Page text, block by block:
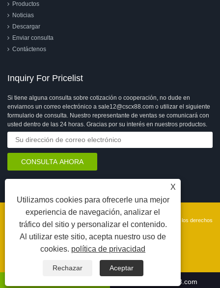
Productos
Noticias
Descargar
Enviar consulta
Contáctenos
Inquiry For Pricelist
Si tiene alguna consulta sobre cotización o cooperación, no dude en
enviarnos un correo electrónico a sale12@cscx88.com o utilizar el siguiente
formulario de consulta. Nuestro representante de ventas se comunicará con
usted dentro de las 24 horas. Gracias por su interés en nuestros productos.
Copyright © 2026 Changshu Changxin Textile Equipment Co., Ltd. Todos los derechos
reservados.
苏公网安备 32058102002902号
Sitemap RSS XML Privacy Policy
X
Utilizamos cookies para ofrecerle una mejor
experiencia de navegación, analizar el
tráfico del sitio y personalizar el contenido.
Al utilizar este sitio, acepta nuestro uso de
cookies. política de privacidad
Rechazar
Aceptar
sale12@cscx88.com